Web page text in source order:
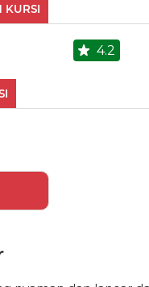
KURSI
4.2